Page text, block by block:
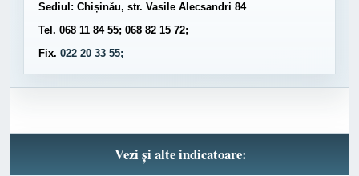
Sediul: Chișinău, str. Vasile Alecsandri 84
Tel. 068 11 84 55; 068 82 15 72;
Fix. 022 20 33 55;
Vezi și alte indicatoare: